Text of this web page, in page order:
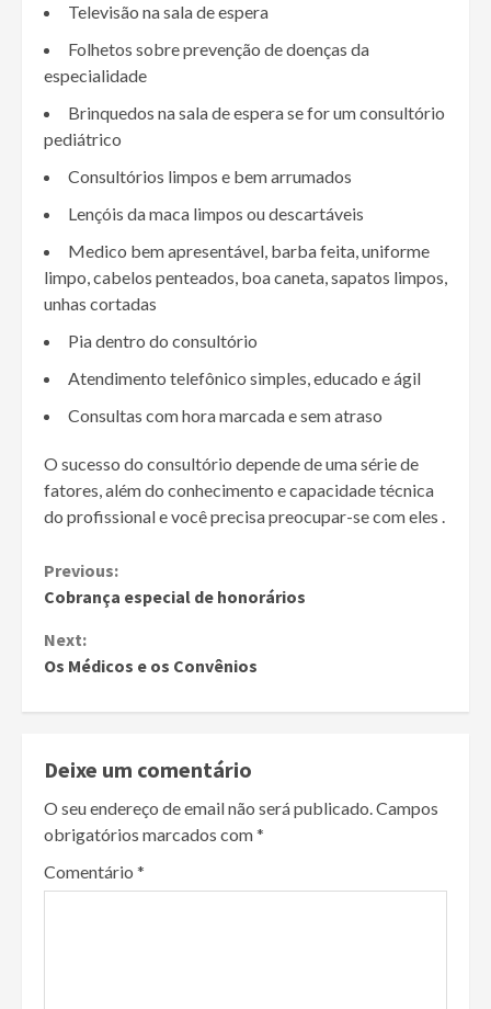
Televisão na sala de espera
Folhetos sobre prevenção de doenças da
especialidade
Brinquedos na sala de espera se for um consultório
pediátrico
Consultórios limpos e bem arrumados
Lençóis da maca limpos ou descartáveis
Medico bem apresentável, barba feita, uniforme
limpo, cabelos penteados, boa caneta, sapatos limpos,
unhas cortadas
Pia dentro do consultório
Atendimento telefônico simples, educado e ágil
Consultas com hora marcada e sem atraso
O sucesso do consultório depende de uma série de
fatores, além do conhecimento e capacidade técnica
do profissional e você precisa preocupar-se com eles .
Continue
Reading
Previous:
Cobrança especial de honorários
Next:
Os Médicos e os Convênios
Deixe um comentário
O seu endereço de email não será publicado.Campos
obrigatórios marcados com*
Comentário *